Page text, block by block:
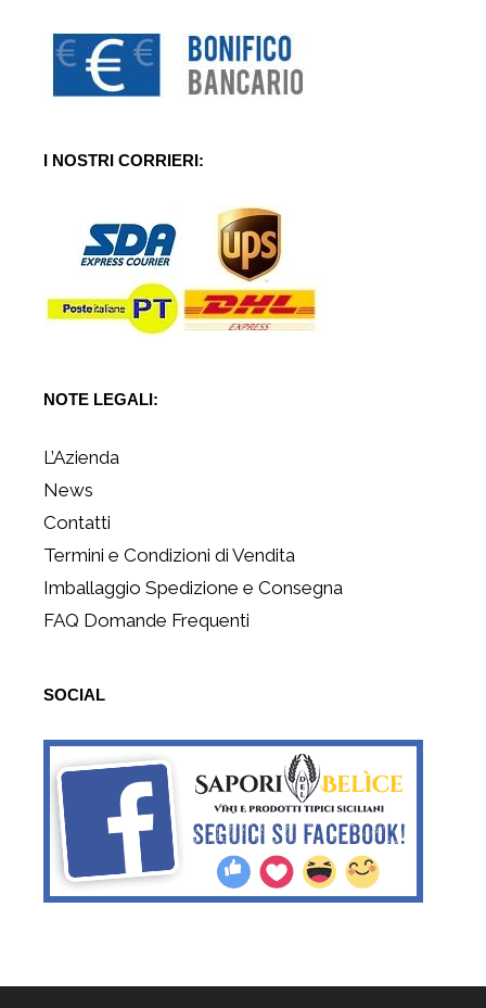
I NOSTRI CORRIERI:
NOTE LEGALI:
L’Azienda
News
Contatti
Termini e Condizioni di Vendita
Imballaggio Spedizione e Consegna
FAQ Domande Frequenti
SOCIAL